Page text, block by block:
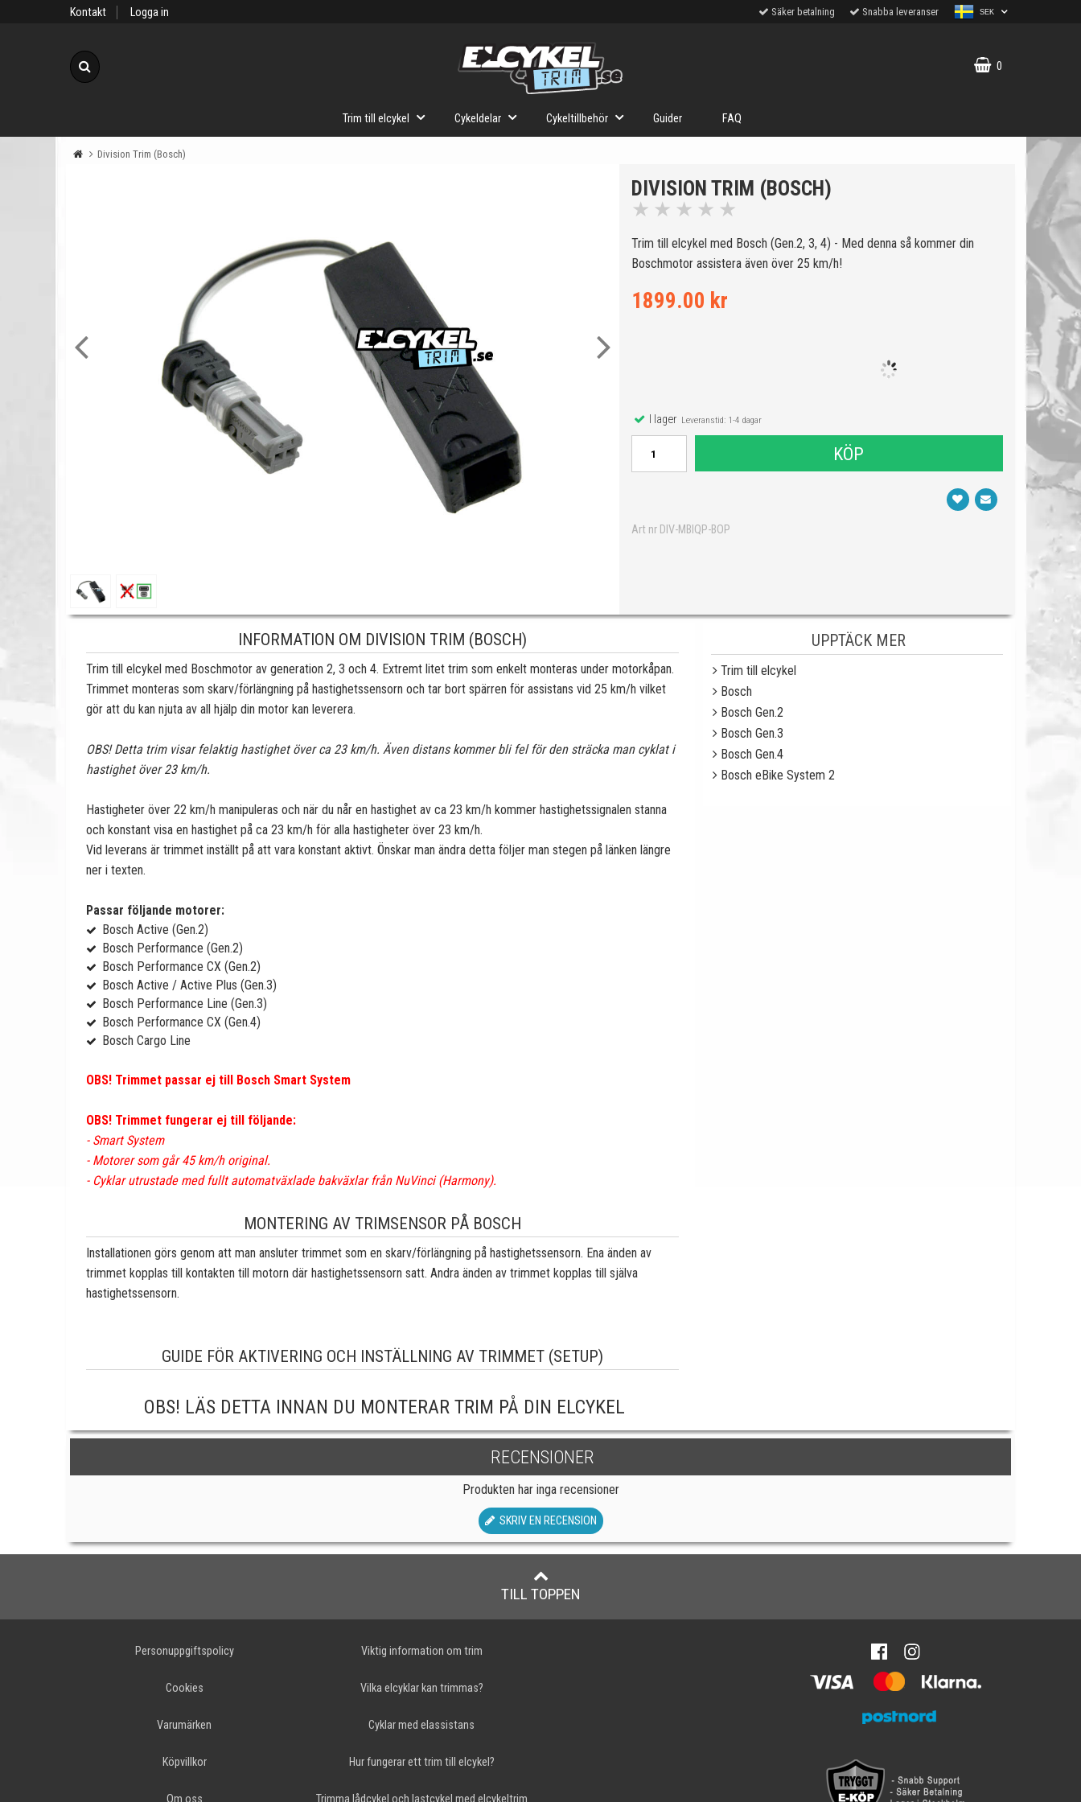
Kontakt Logga in Säker betalning Snabba leveranser SEK
0
Trim till elcykel Cykeldelar Cykeltillbehör Guider FAQ
Division Trim (Bosch)
DIVISION TRIM (BOSCH)
★ ★ ★ ★ ★
Trim till elcykel med Bosch (Gen.2, 3, 4) - Med denna så kommer din
Boschmotor assistera även över 25 km/h!
1899.00 kr
I lagerLeveranstid: 1-4 dagar
KÖP
Art nr DIV-MBIQP-BOP
INFORMATION OM DIVISION TRIM (BOSCH)
Trim till elcykel med Boschmotor av generation 2, 3 och 4. Extremt litet trim som enkelt monteras under motorkåpan.
Trimmet monteras som skarv/förlängning på hastighetssensorn och tar bort spärren för assistans vid 25 km/h vilket
gör att du kan njuta av all hjälp din motor kan leverera.
OBS! Detta trim visar felaktig hastighet över ca 23 km/h. Även distans kommer bli fel för den sträcka man cyklat i
hastighet över 23 km/h.
Hastigheter över 22 km/h manipuleras och när du når en hastighet av ca 23 km/h kommer hastighetssignalen stanna
och konstant visa en hastighet på ca 23 km/h för alla hastigheter över 23 km/h.
Vid leverans är trimmet inställt på att vara konstant aktivt. Önskar man ändra detta följer man stegen på länken längre
ner i texten.
Passar följande motorer:
Bosch Active (Gen.2)
Bosch Performance (Gen.2)
Bosch Performance CX (Gen.2)
Bosch Active / Active Plus (Gen.3)
Bosch Performance Line (Gen.3)
Bosch Performance CX (Gen.4)
Bosch Cargo Line
OBS! Trimmet passar ej till Bosch Smart System
OBS! Trimmet fungerar ej till följande:
- Smart System
- Motorer som går 45 km/h original.
- Cyklar utrustade med fullt automatväxlade bakväxlar från NuVinci (Harmony).
MONTERING AV TRIMSENSOR PÅ BOSCH
Installationen görs genom att man ansluter trimmet som en skarv/förlängning på hastighetssensorn. Ena änden av
trimmet kopplas till kontakten till motorn där hastighetssensorn satt. Andra änden av trimmet kopplas till själva
hastighetssensorn.
GUIDE FÖR AKTIVERING OCH INSTÄLLNING AV TRIMMET (SETUP)
OBS! LÄS DETTA INNAN DU MONTERAR TRIM PÅ DIN ELCYKEL
UPPTÄCK MER
Trim till elcykel
Bosch
Bosch Gen.2
Bosch Gen.3
Bosch Gen.4
Bosch eBike System 2
RECENSIONER
Produkten har inga recensioner
SKRIV EN RECENSION
TILL TOPPEN
Personuppgiftspolicy
Cookies
Varumärken
Köpvillkor
Om oss
Viktig information om trim
Vilka elcyklar kan trimmas?
Cyklar med elassistans
Hur fungerar ett trim till elcykel?
Trimma lådcykel och lastcykel med elcykeltrim